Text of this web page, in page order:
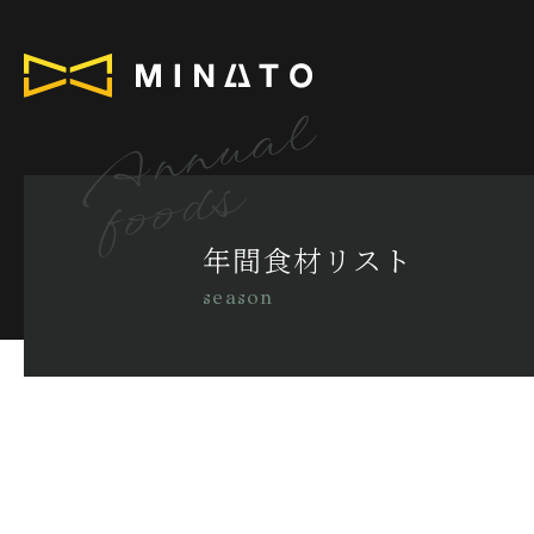
年間食材リスト
season
Annual
foods